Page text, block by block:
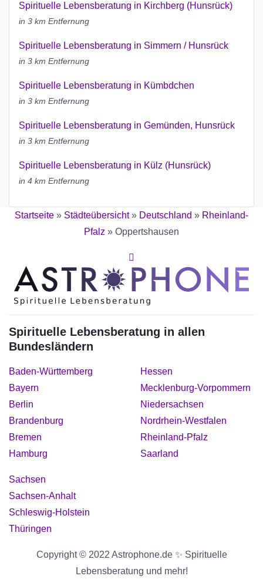
Spirituelle Lebensberatung in Kirchberg (Hunsrück)
in 3 km Entfernung
Spirituelle Lebensberatung in Simmern / Hunsrück
in 3 km Entfernung
Spirituelle Lebensberatung in Kümbdchen
in 3 km Entfernung
Spirituelle Lebensberatung in Gemünden, Hunsrück
in 3 km Entfernung
Spirituelle Lebensberatung in Külz (Hunsrück)
in 4 km Entfernung
Startseite » Städteübersicht» Deutschland » Rheinland-
Pfalz » Oppertshausen
Spirituelle Lebensberatung in allen
Bundesländern
Baden-Württemberg
Bayern
Berlin
Brandenburg
Bremen
Hamburg
Hessen
Mecklenburg-Vorpommern
Niedersachsen
Nordrhein-Westfalen
Rheinland-Pfalz
Saarland
Sachsen
Sachsen-Anhalt
Schleswig-Holstein
Thüringen
Copyright © 2022 Astrophone.de ✨ Spirituelle
Lebensberatung und mehr!